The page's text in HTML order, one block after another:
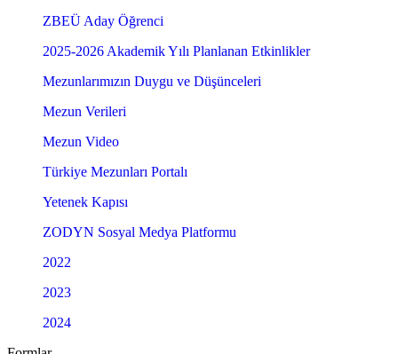
ZBEÜ Aday Öğrenci
2025-2026 Akademik Yılı Planlanan Etkinlikler
Mezunlarımızın Duygu ve Düşünceleri
Mezun Verileri
Mezun Video
Türkiye Mezunları Portalı
Yetenek Kapısı
ZODYN Sosyal Medya Platformu
2022
2023
2024